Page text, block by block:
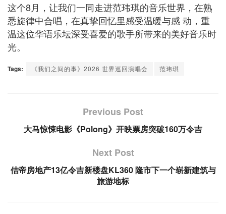
这个8月，让我们一同走进范玮琪的音乐世界，在熟
悉旋律中合唱，在真挚回忆里感受温暖与感 动，重
温这位华语乐坛深受喜爱的歌手所带来的美好音乐时
光。
Tags: 《我们之间的事》2026 世界巡回演唱会 范玮琪
Previous Post
大马惊悚电影《Polong》开映票房突破160万令吉
Next Post
佶帝房地产13亿令吉新楼盘KL360 隆市下一个崭新建筑与
旅游地标